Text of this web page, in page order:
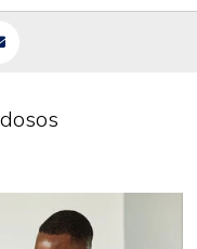
PARA IDOSOS